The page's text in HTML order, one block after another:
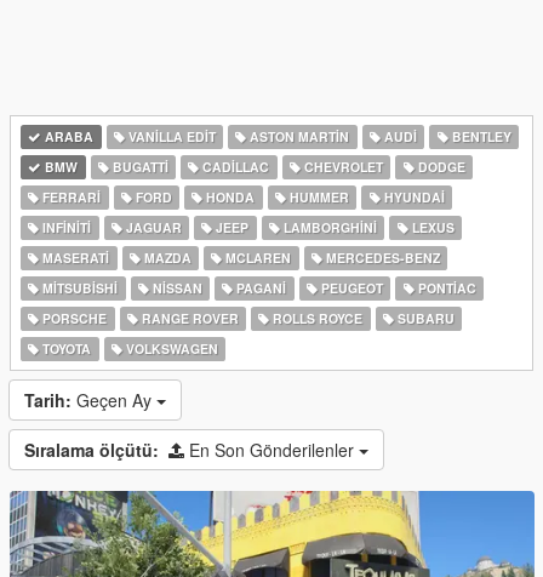
ARABA VANILLA EDIT ASTON MARTIN AUDI
BENTLEY
BMW
BUGATTI CADILLAC CHEVROLET
DODGE
FERRARI
FORD HONDA HUMMER
HYUNDAI
INFINITI
JAGUAR JEEP LAMBORGHINI
LEXUS
MASERATI
MAZDA MCLAREN
MERCEDES-BENZ
MITSUBISHI
NISSAN PAGANI PEUGEOT
PONTIAC
PORSCHE
RANGE ROVER ROLLS ROYCE
SUBARU
TOYOTA
VOLKSWAGEN
Tarih: Geçen Ay
Sıralama ölçütü: En Son Gönderilenler